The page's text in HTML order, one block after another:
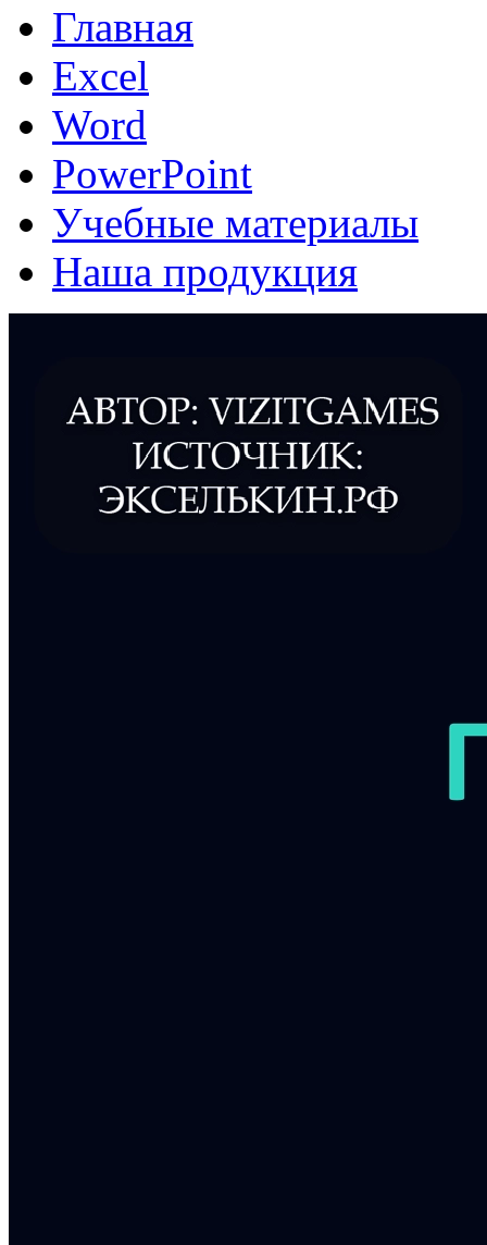
Главная
Excel
Word
PowerPoint
Учебные материалы
Наша продукция